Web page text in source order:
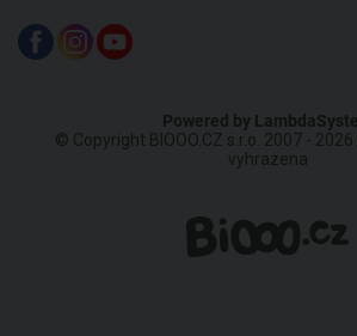
Powered by
© Copyright BIOOO.CZ s.r.o. 2007 -
vyhrazena